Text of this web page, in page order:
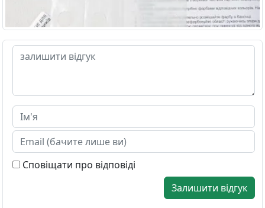
Сповіщати про відповіді
Залишити відгук